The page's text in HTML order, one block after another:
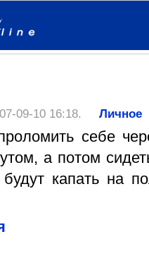
09-10 16:18. Личное
себе
а потом
капать на